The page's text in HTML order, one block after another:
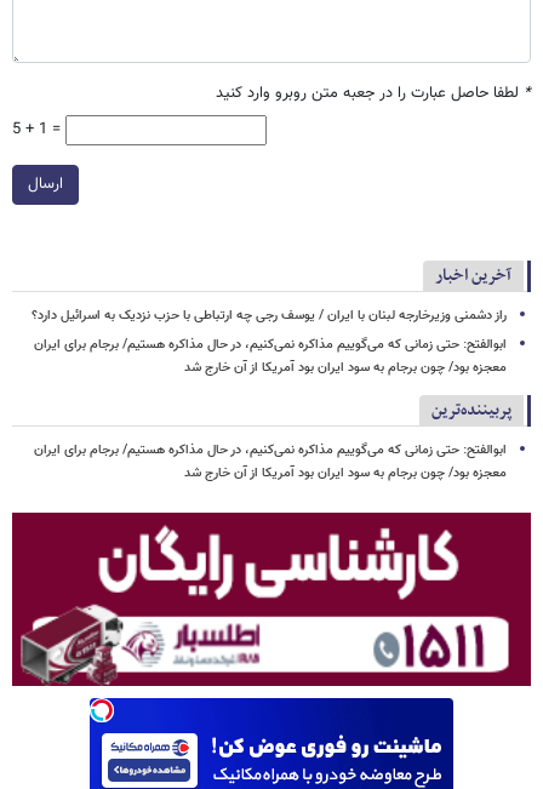
* لطفا حاصل عبارت را در جعبه متن روبرو وارد کنید
5 + 1 =
ارسال
آخرین اخبار
راز دشمنی وزیرخارجه لبنان با ایران / یوسف رجی چه ارتباطی با حزب نزدیک به اسرائیل دارد؟
ابوالفتح: حتی زمانی که می‌گوییم مذاکره نمی‌کنیم، در حال مذاکره هستیم/ برجام برای ایران
معجزه بود/ چون برجام به سود ایران بود آمریکا از آن خارج شد
پربیننده‌ترین
ابوالفتح: حتی زمانی که می‌گوییم مذاکره نمی‌کنیم، در حال مذاکره هستیم/ برجام برای ایران
معجزه بود/ چون برجام به سود ایران بود آمریکا از آن خارج شد